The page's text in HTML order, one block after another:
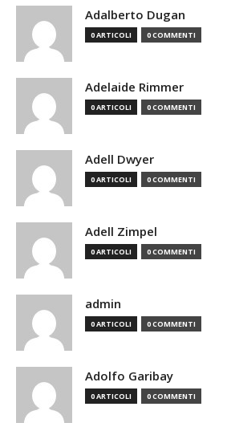
Adalberto Dugan
0 ARTICOLI 0 COMMENTI
Adelaide Rimmer
0 ARTICOLI 0 COMMENTI
Adell Dwyer
0 ARTICOLI 0 COMMENTI
Adell Zimpel
0 ARTICOLI 0 COMMENTI
admin
0 ARTICOLI 0 COMMENTI
Adolfo Garibay
0 ARTICOLI 0 COMMENTI